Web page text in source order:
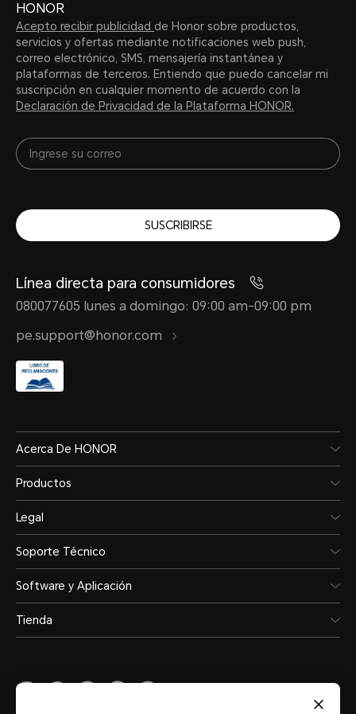
HONOR
Acepto recibir publicidad de Honor sobre productos,
servicios y ofertas mediante notificaciones web push,
correo electrónico, SMS, mensajería instantánea y
plataformas de terceros. Entiendo que puedo cancelar mi
suscripción en cualquier momento de acuerdo con la
Declaración de Privacidad de la Plataforma HONOR.
SUSCRIBIRSE
Línea directa para consumidores
080077605 lunes a domingo: 09:00 am-09:00 pm
pe.support@honor.com
Acerca De HONOR
Productos
Legal
Soporte Técnico
Software y Aplicación
Tienda